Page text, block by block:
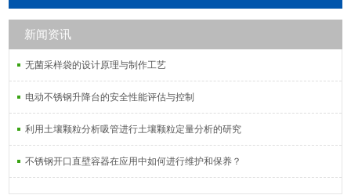
新闻资讯
无菌采样袋的设计原理与制作工艺
电动不锈钢升降台的安全性能评估与控制
利用土壤颗粒分析吸管进行土壤颗粒定量分析的研究
不锈钢开口直壁容器在应用中如何进行维护和保养？